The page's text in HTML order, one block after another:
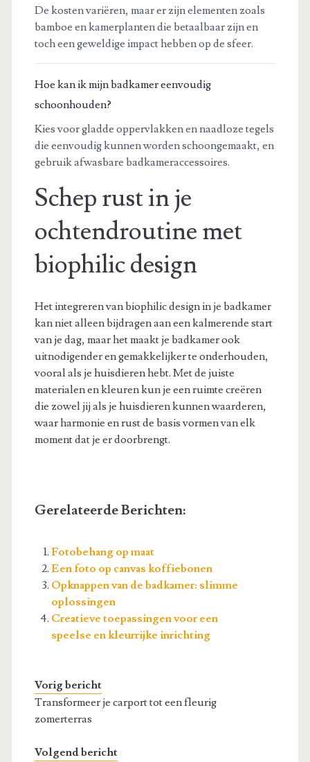
De kosten variëren, maar er zijn elementen zoals
bamboe en kamerplanten die betaalbaar zijn en
toch een geweldige impact hebben op de sfeer.
Hoe kan ik mijn badkamer eenvoudig
schoonhouden?
Kies voor gladde oppervlakken en naadloze tegels
die eenvoudig kunnen worden schoongemaakt, en
gebruik afwasbare badkameraccessoires.
Schep rust in je
ochtendroutine met
biophilic design
Het integreren van biophilic design in je badkamer
kan niet alleen bijdragen aan een kalmerende start
van je dag, maar het maakt je badkamer ook
uitnodigender en gemakkelijker te onderhouden,
vooral als je huisdieren hebt. Met de juiste
materialen en kleuren kun je een ruimte creëren
die zowel jij als je huisdieren kunnen waarderen,
waar harmonie en rust de basis vormen van elk
moment dat je er doorbrengt.
Gerelateerde Berichten:
Fotobehang op maat
Een foto op canvas koffiebonen
Opknappen van de badkamer: slimme
oplossingen
Creatieve toepassingen voor een
speelse en kleurrijke inrichting
Vorig bericht
Transformeer je carport tot een fleurig
zomerterras
Volgend bericht